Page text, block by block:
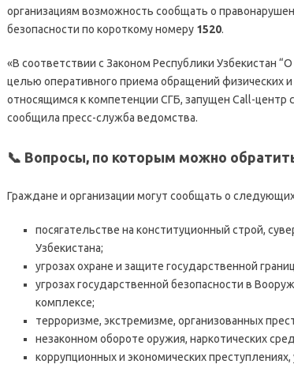
организациям возможность сообщать о
безопасности по короткому номеру 1520.
«В соответствии с Законом Республики Узбекистан
целью оперативного приема обращений физических
относящимся к компетенции СГБ, запущен Сall-
сообщила пресс-служба ведомства.
📞 Вопросы, по которым можно
Граждане и организации могут сообщать о следующих
посягательстве на конституционный строй,
Узбекистана;
угрозах охране и защите государственной
угрозах государственной безопасности в
комплексе;
терроризме, экстремизме, организованных
незаконном обороте оружия, наркотических
коррупционных и экономических